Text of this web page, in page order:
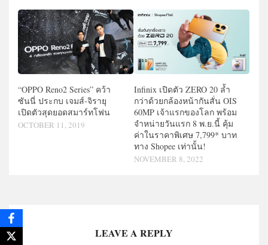
“OPPO Reno2 Series” คว้า
ซันนี่ ประกบ เจมส์-จิรายุ
เปิดตัวสุดยอดสมาร์ทโฟน
OCTOBER 11, 2019
Infinix เปิดตัว ZERO 20 ล้ำ
กว่าด้วยกล้องหน้ากันสั่น OIS
60MP เจ้าแรกของโลก พร้อม
จำหน่ายวันแรก 8 พ.ย.นี้ คุ้ม
ค่าในราคาพิเศษ 7,799* บาท
ทาง Shopee เท่านั้น!
NOVEMBER 8, 2022
LEAVE A REPLY